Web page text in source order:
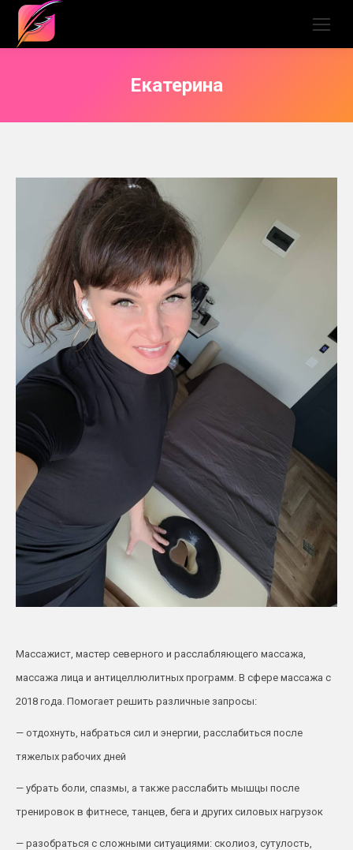
Екатерина
Массажист, мастер северного и расслабляющего массажа,
массажа лица и антицеллюлитных программ. В сфере массажа с
2018 года. Помогает решить различные запросы:
— отдохнуть, набраться сил и энергии, расслабиться после
тяжелых рабочих дней
— убрать боли, спазмы, а также расслабить мышцы после
тренировок в фитнесе, танцев, бега и других силовых нагрузок
— разобраться с сложными ситуациями: сколиоз, сутулость,